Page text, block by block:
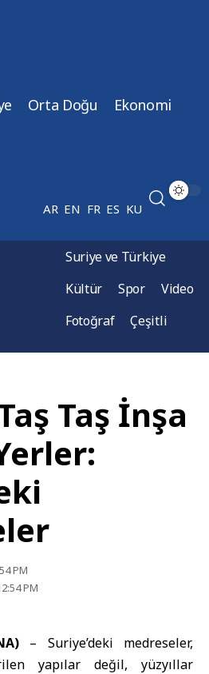
Orta Doğu Ekonomi
AR EN FR ES KU
Suriye ve Türkiye
Kültür
Spor
Video
Fotoğraf
Çeşitli
Taş İnşa
PM
PM
– Suriye’deki medreseler,
yapılar değil, yüzyıllar